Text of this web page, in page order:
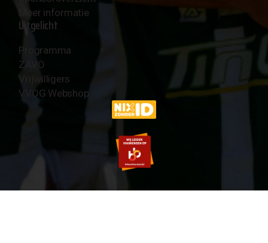
Meer informatie
Uitgelicht
Programma
ZAVO
Vrijwilligers
VVOG Webshop